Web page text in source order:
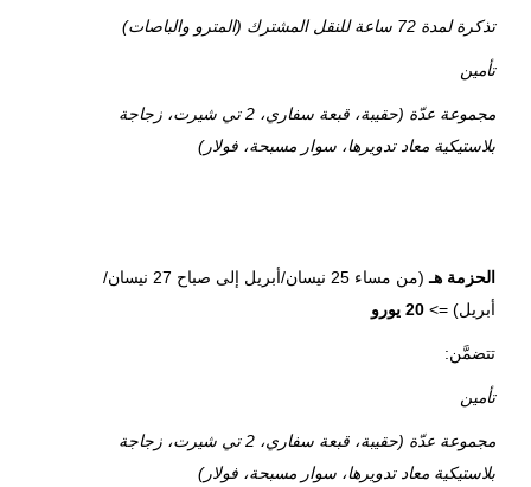
تذكرة لمدة 72 ساعة للنقل المشترك (المترو والباصات)
تأمين
مجموعة عدّة (حقيبة، قبعة سفاري، 2 تي شيرت، زجاجة
بلاستيكية معاد تدويرها، سوار مسبحة، فولار)
الحزمة هـ
(من مساء 25 نيسان/أبريل إلى صباح 27 نيسان/
أبريل) => 20 يورو
تتضمَّن:
تأمين
مجموعة عدّة (حقيبة، قبعة سفاري، 2 تي شيرت، زجاجة
بلاستيكية معاد تدويرها، سوار مسبحة، فولار)